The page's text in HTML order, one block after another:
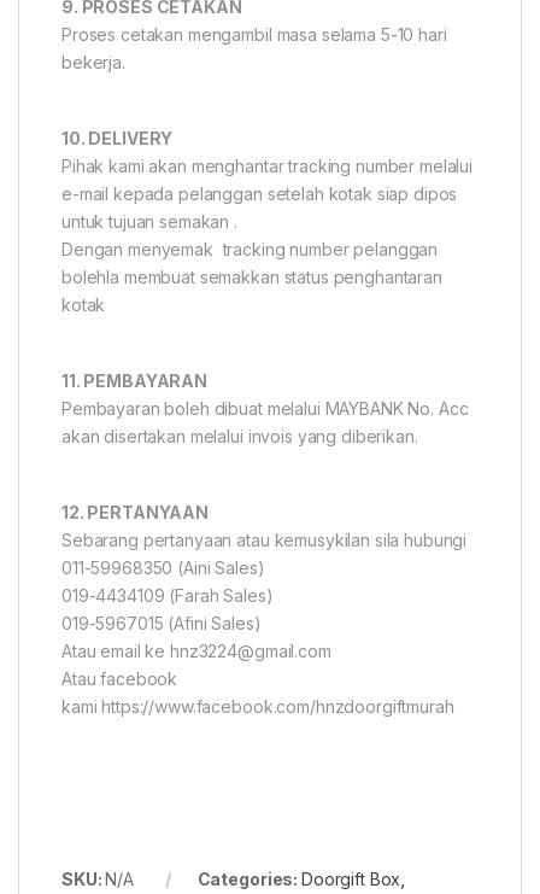
9. PROSES CETAKAN
Proses cetakan mengambil masa selama 5-10 hari
bekerja.
10. DELIVERY
Pihak kami akan menghantar tracking number melalui
e-mail kepada pelanggan setelah kotak siap dipos
untuk tujuan semakan .
Dengan menyemak tracking number pelanggan
bolehla membuat semakkan status penghantaran
kotak
11. PEMBAYARAN
Pembayaran boleh dibuat melalui MAYBANK No. Acc
akan disertakan melalui invois yang diberikan.
12. PERTANYAAN
Sebarang pertanyaan atau kemusykilan sila hubungi
011-59968350 (Aini Sales)
019-4434109 (Farah Sales)
019-5967015 (Afini Sales)
Atau email ke hnz3224@gmail.com
Atau facebook
kami https://www.facebook.com/hnzdoorgiftmurah
SKU:N/A Categories: Doorgift Box